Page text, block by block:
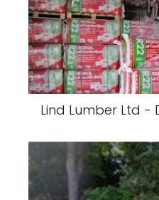
Lind Lumber Ltd -